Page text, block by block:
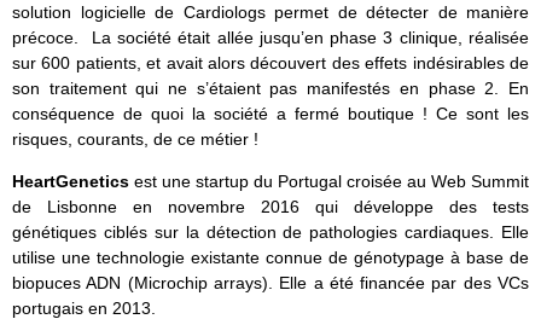
solution logicielle de Cardiologs permet de détecter de manière
précoce. La société était allée jusqu’en phase 3 clinique, réalisée
sur 600 patients, et avait alors découvert des effets indésirables de
son traitement qui ne s’étaient pas manifestés en phase 2. En
conséquence de quoi la société a fermé boutique ! Ce sont les
risques, courants, de ce métier !
HeartGenetics est une startup du Portugal croisée au Web Summit
de Lisbonne en novembre 2016 qui développe des tests
génétiques ciblés sur la détection de pathologies cardiaques. Elle
utilise une technologie existante connue de génotypage à base de
biopuces ADN (Microchip arrays). Elle a été financée par des VCs
portugais en 2013.